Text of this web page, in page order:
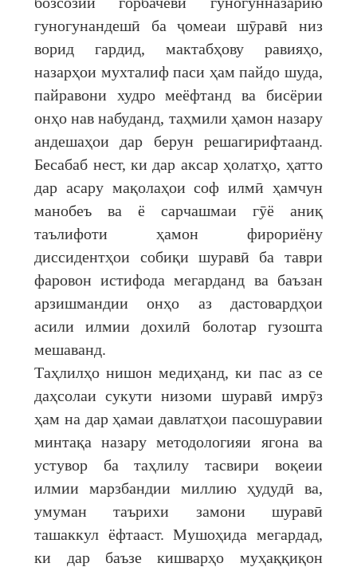
гуногунандешӣ ба ҷомеаи шӯравӣ низ
ворид гардид, мактабҳову равияҳо,
назарҳои мухталиф паси ҳам пайдо шуда,
пайравони худро меёфтанд ва бисёрии
онҳо нав набуданд, таҳмили ҳамон назару
андешаҳои дар берун решагирифтаанд.
Бесабаб нест, ки дар аксар ҳолатҳо, ҳатто
дар асару мақолаҳои соф илмӣ ҳамчун
манобеъ ва ё сарчашмаи гӯё аниқ
таълифоти ҳамон фирориёну
диссидентҳои собиқи шуравӣ ба таври
фаровон истифода мегарданд ва баъзан
арзишмандии онҳо аз дастовардҳои
асили илмии дохилӣ болотар гузошта
мешаванд.
Таҳлилҳо нишон медиҳанд, ки пас аз се
даҳсолаи сукути низоми шуравӣ имрӯз
ҳам на дар ҳамаи давлатҳои пасошуравии
минтақа назару методологияи ягона ва
устувор ба таҳлилу тасвири воқеии
илмии марзбандии миллию ҳудудӣ ва,
умуман таърихи замони шуравӣ
ташаккул ёфтааст. Мушоҳида мегардад,
ки дар баъзе кишварҳо муҳаққиқон